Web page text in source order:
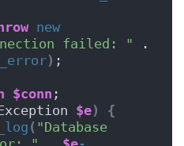
new
failed: "
) ;
$conn ;
$e)
{
( "Database